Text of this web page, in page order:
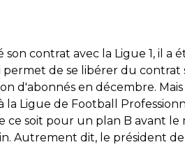
son contrat avec la Ligue 1, il a
de se libérer du contrat
d'abonnés en décembre.
la Ligue de Football
ce soit pour un plan B avant le
Autrement dit, le président